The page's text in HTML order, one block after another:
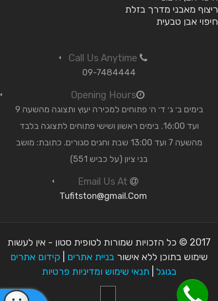
ריצוף מאבני מדרך בזלת
חיפוי אבן טבעית
09-7484444
Opening Hours
בימים ב׳ ג׳ ד׳ ה׳ פתוחים למכירה יעוץ ותצוגה מהשעה 9
ועד 16:00. בימים ראשון ושישי פתוחים לתצוגה בלבד
מהשעה 7 ועד 13:00 שבת וחגים סגורים. כתובת: מושב
בני ציון (על כביש 551)
Tufitston@gmail.Com
2017 © כל הזכויות שמורות לטופית סטון - אין לעשות
שימוש בתוכן ללא אישור בניית אתרים
קידום אתרים
בגוגל
תנאי שימוש ומדיניות פרטיות